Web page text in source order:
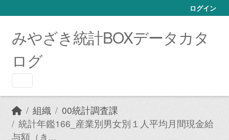
ログイン
みやざき統計BOXデータカタ
ログ
組織
00統計調査課
統計年鑑166_産業別男女別１人平均月間現金給
与額（き...